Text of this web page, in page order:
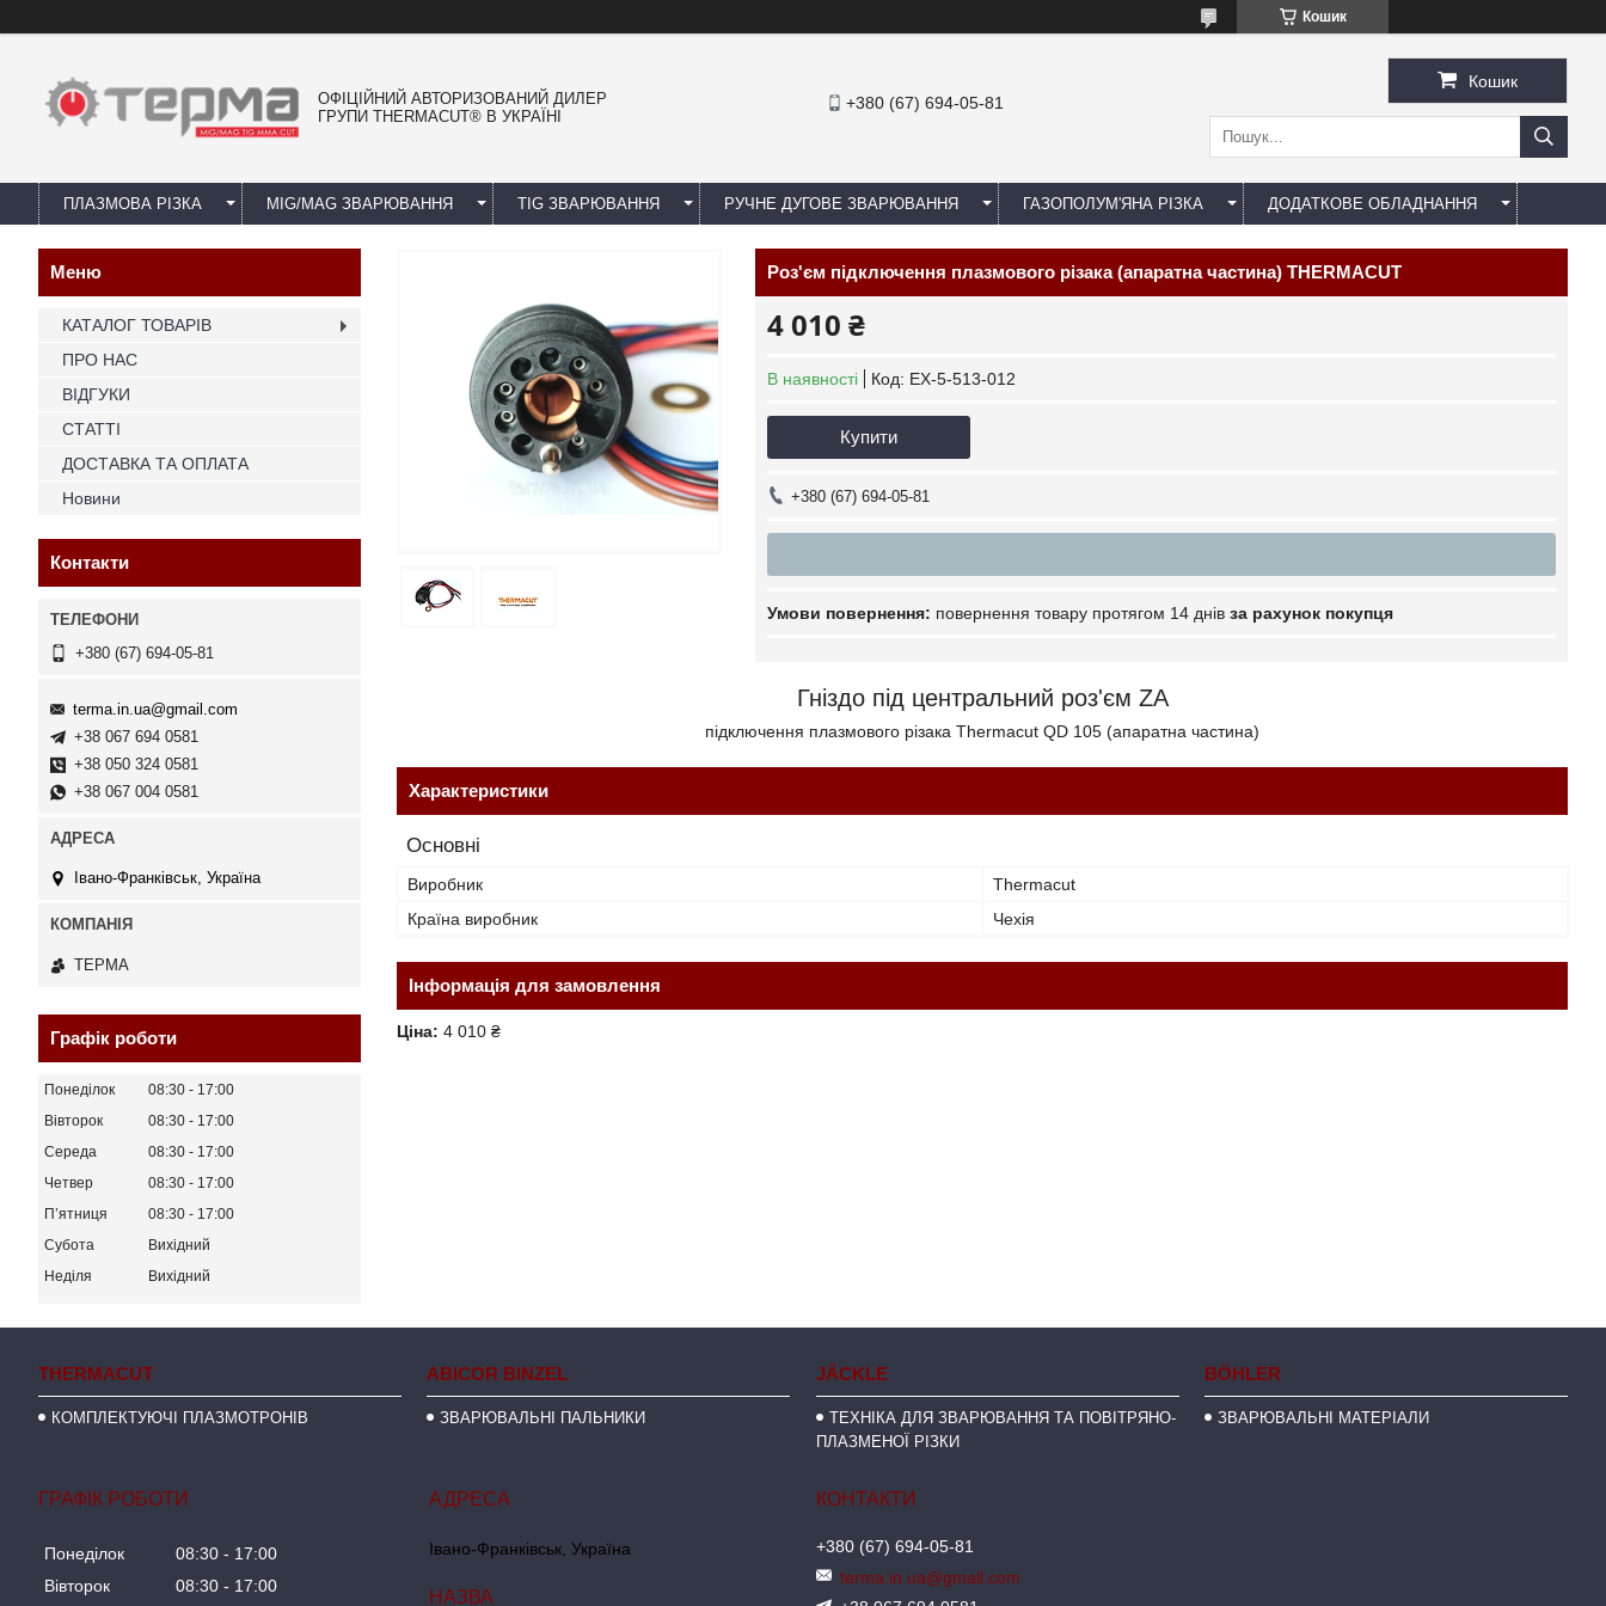
Кошик
ОФІЦІЙНИЙ АВТОРИЗОВАНИЙ ДИЛЕР
ГРУПИ THERMACUT® В УКРАЇНІ
+380 (67) 694-05-81
Кошик
ПЛАЗМОВА РІЗКА MIG/MAG ЗВАРЮВАННЯ TIG ЗВАРЮВАННЯ РУЧНЕ ДУГОВЕ ЗВАРЮВАННЯ ГАЗОПОЛУМ'ЯНА РІЗКА ДОДАТКОВЕ ОБЛАДНАННЯ
Роз'єм підключення плазмового різака (апаратна частина) THERMACUT
4 010 ₴
В наявності Код: EX-5-513-012
Купити
+380 (67) 694-05-81
повернення товару протягом 14 днів за рахунок покупця
Гніздо під центральний роз'єм ZA
підключення плазмового різака Thermacut QD 105 (апаратна частина)
Характеристики
Основні
Виробник
Thermacut
Країна виробник
Чехія
Інформація для замовлення
Ціна: 4 010 ₴
КАТАЛОГ ТОВАРІВ
ПРО НАС
ВІДГУКИ
СТАТТІ
ДОСТАВКА ТА ОПЛАТА
Новини
Контакти
+380 (67) 694-05-81
terma.in.ua@gmail.com
+38 067 694 0581
+38 050 324 0581
+38 067 004 0581
Івано-Франківськ, Україна
ТЕРМА
Графік роботи
Понеділок 08:30
17:00
Вівторок
08:30
17:00
Середа
08:30
17:00
Четвер
08:30
17:00
Пʼятниця
08:30
17:00
Субота
Вихідний
Неділя
Вихідний
THERMACUT
КОМПЛЕКТУЮЧІ ПЛАЗМОТРОНІВ
ABICOR BINZEL
ЗВАРЮВАЛЬНІ ПАЛЬНИКИ
JÄCKLE
ТЕХНІКА ДЛЯ ЗВАРЮВАННЯ ТА ПОВІТРЯНО-
ПЛАЗМЕНОЇ РІЗКИ
BÖHLER
ЗВАРЮВАЛЬНІ МАТЕРІАЛИ
ГРАФІК РОБОТИ
Понеділок 08:30
17:00
Вівторок
08:30 17:00
Івано-Франківськ, Україна
+380 (67) 694-05-81
terma.in.ua@gmail.com